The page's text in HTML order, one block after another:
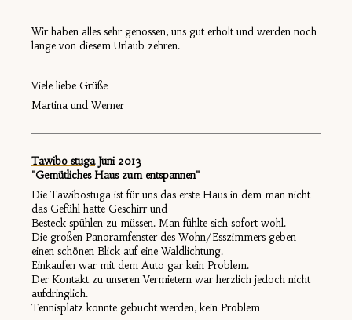
Wir haben alles sehr genossen, uns gut erholt und werden noch
lange von diesem Urlaub zehren.
Viele liebe Grüße
Martina und Werner
Tawibo stuga Juni 2013
"Gemütliches Haus zum entspannen"
Die Tawibostuga ist für uns das erste Haus in dem man nicht
das Gefühl hatte Geschirr und
Besteck spühlen zu müssen. Man fühlte sich sofort wohl.
Die großen Panoramfenster des Wohn/Esszimmers geben
einen schönen Blick auf eine Waldlichtung.
Einkaufen war mit dem Auto gar kein Problem.
Der Kontakt zu unseren Vermietern war herzlich jedoch nicht
aufdringlich.
Tennisplatz konnte gebucht werden, kein Problem